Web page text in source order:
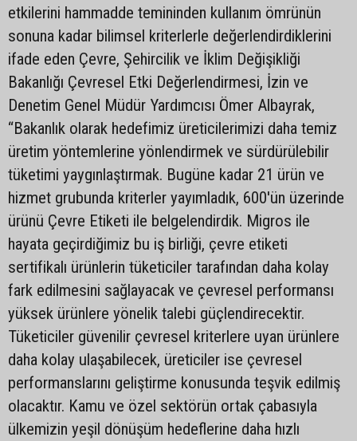
etkilerini hammadde temininden kullanım ömrünün
sonuna kadar bilimsel kriterlerle değerlendirdiklerini
ifade eden Çevre, Şehircilik ve İklim Değişikliği
Bakanlığı Çevresel Etki Değerlendirmesi, İzin ve
Denetim Genel Müdür Yardımcısı Ömer Albayrak,
“Bakanlık olarak hedefimiz üreticilerimizi daha temiz
üretim yöntemlerine yönlendirmek ve sürdürülebilir
tüketimi yaygınlaştırmak. Bugüne kadar 21 ürün ve
hizmet grubunda kriterler yayımladık, 600'ün üzerinde
ürünü Çevre Etiketi ile belgelendirdik. Migros ile
hayata geçirdiğimiz bu iş birliği, çevre etiketi
sertifikalı ürünlerin tüketiciler tarafından daha kolay
fark edilmesini sağlayacak ve çevresel performansı
yüksek ürünlere yönelik talebi güçlendirecektir.
Tüketiciler güvenilir çevresel kriterlere uyan ürünlere
daha kolay ulaşabilecek, üreticiler ise çevresel
performanslarını geliştirme konusunda teşvik edilmiş
olacaktır. Kamu ve özel sektörün ortak çabasıyla
ülkemizin yeşil dönüşüm hedeflerine daha hızlı